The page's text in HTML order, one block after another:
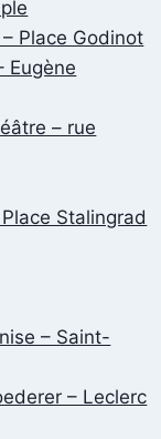
Place Godinot
Eugène
– rue
Stalingrad
– Saint-
– Leclerc